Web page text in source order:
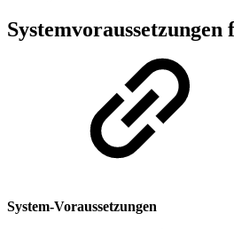
Systemvoraussetzungen
System-Voraussetzungen